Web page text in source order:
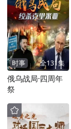
时事 全131集
俄乌战局·四周年
祭